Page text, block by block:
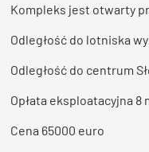
Kompleks jest otwarty
Odległość do lotniska
Odległość do centrum
Opłata eksploatacyjna 8
Cena 65000 euro